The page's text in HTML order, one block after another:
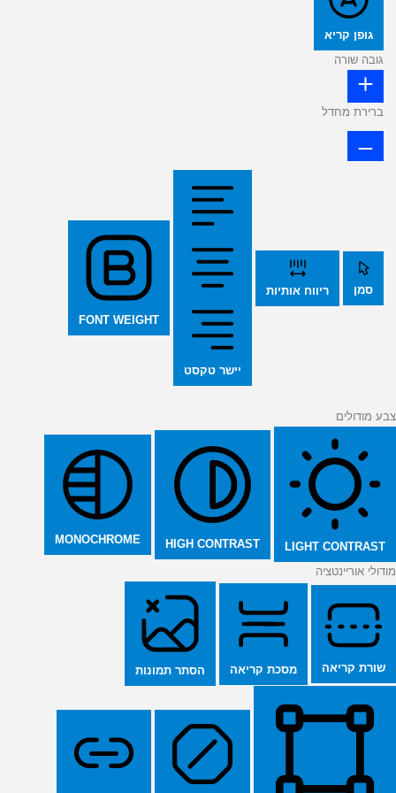
גופן קריא
גובה שורה
ברירת מחדל
סמן ריווח אותיות
יישר טקסט
FONT WEIGHT
צבע מודולים
LIGHT CONTRAST
HIGH CONTRAST
MONOCHROME
מודולי אוריינטציה
שורת קריאה מסכת קריאה הסתר תמונות